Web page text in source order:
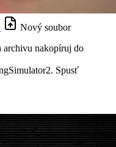
Nový soubor
archivu nakopíruj do
Spusť